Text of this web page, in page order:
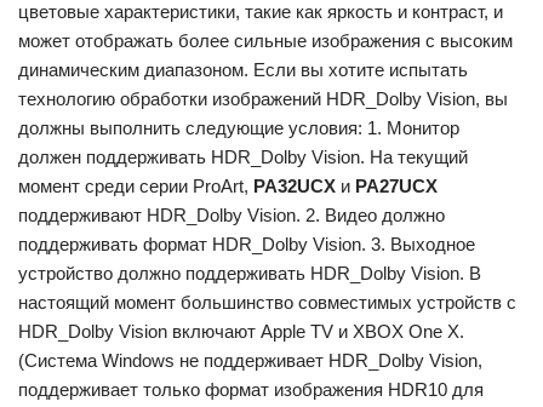
цветовые характеристики, такие как яркость и контраст, и
может отображать более сильные изображения с высоким
динамическим диапазоном. Если вы хотите испытать
технологию обработки изображений HDR_Dolby Vision, вы
должны выполнить следующие условия: 1. Монитор
должен поддерживать HDR_Dolby Vision. На текущий
момент среди серии ProArt, PA32UCX и PA27UCX
поддерживают HDR_Dolby Vision. 2. Видео должно
поддерживать формат HDR_Dolby Vision. 3. Выходное
устройство должно поддерживать HDR_Dolby Vision. В
настоящий момент большинство совместимых устройств с
HDR_Dolby Vision включают Apple TV и XBOX One X.
(Система Windows не поддерживает HDR_Dolby Vision,
поддерживает только формат изображения HDR10 для